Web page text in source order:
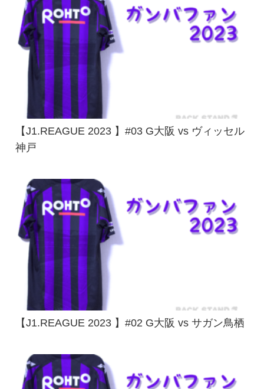
【J1.REAGUE 2023 】#03 G大阪 vs ヴィッセル
神戸
【J1.REAGUE 2023 】#02 G大阪 vs サガン鳥栖